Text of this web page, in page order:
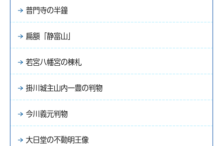
普門寺の半鐘
扁額「静富山」
若宮八幡宮の棟札
掛川城主山内一豊の判物
今川義元判物
大日堂の不動明王像